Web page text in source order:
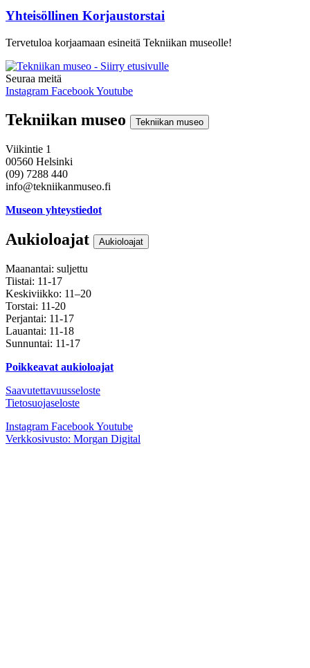
Yhteisöllinen Korjaustorstai
Tervetuloa korjaamaan esineitä Tekniikan museolle!
Seuraa meitä
Instagram FacebookYoutube
Tekniikan museo Tekniikan museo
Viikintie 1
00560 Helsinki
(09) 7288 440
info@tekniikanmuseo.fi
Museon yhteystiedot
Aukioloajat Aukioloajat
Maanantai: suljettu
Tiistai: 11-17
Keskiviikko: 11–20
Torstai: 11-20
Perjantai: 11-17
Lauantai: 11-18
Sunnuntai: 11-17
Poikkeavat aukioloajat
Saavutettavuusseloste
Tietosuojaseloste
Instagram FacebookYoutube
Verkkosivusto: Morgan Digital